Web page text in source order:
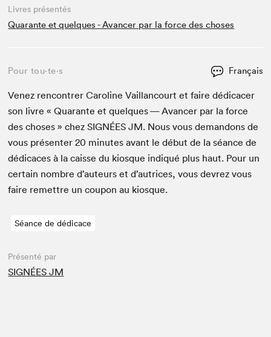
Livres présentés
Quarante et quelques - Avancer par la force des choses
Pour tou⋅te⋅s Français
Venez ren­con­tr­er Car­o­line Vail­lan­court et faire dédi­cac­er
son livre « Quar­ante et quelques — Avancer par la force
des choses » chezSIGNÉES JM. Nous vous deman­dons de
vous présen­ter20 min­utes avant le début de la séance de
dédi­caces à la caisse du kiosque indiqué plus haut. Pour un
cer­tain nom­bre d’auteurs et d’autrices, vous devrez vous
faire remet­tre un coupon au kiosque.
Séance de dédicace
Présenté par
SIGNÉES JM